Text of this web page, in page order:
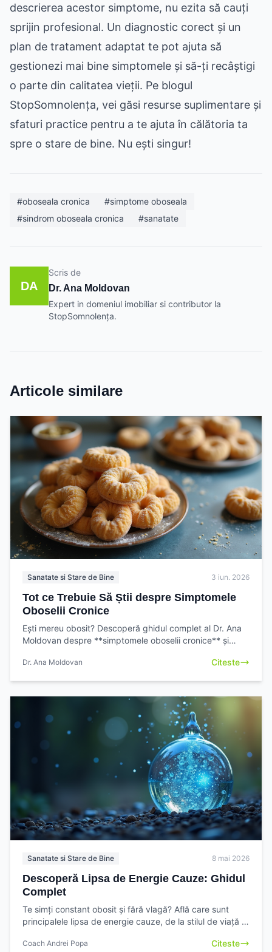
descrierea acestor simptome, nu ezita să cauți
sprijin profesional. Un diagnostic corect și un
plan de tratament adaptat te pot ajuta să
gestionezi mai bine simptomele și să-ți recâștigi
o parte din calitatea vieții. Pe blogul
StopSomnolența, vei găsi resurse suplimentare și
sfaturi practice pentru a te ajuta în călătoria ta
spre o stare de bine. Nu ești singur!
#oboseala cronica
#simptome oboseala
#sindrom oboseala cronica
#sanatate
DA
Scris de
Dr. Ana Moldovan
Expert in domeniul imobiliar si contributor la
StopSomnolența.
Articole similare
Sanatate si Stare de Bine 3 iun. 2026
Tot ce Trebuie Să Știi despre Simptomele
Oboselii Cronice
Ești mereu obosit? Descoperă ghidul complet al Dr. Ana
Moldovan despre **simptomele oboselii cronice** și
Dr. Ana Moldovan Citeste
Sanatate si Stare de Bine 8 mai 2026
Descoperă Lipsa de Energie Cauze: Ghidul
Complet
Te simți constant obosit și fără vlagă? Află care sunt
principalele lipsa de energie cauze, de la stilul de viață la
Coach Andrei Popa Citeste